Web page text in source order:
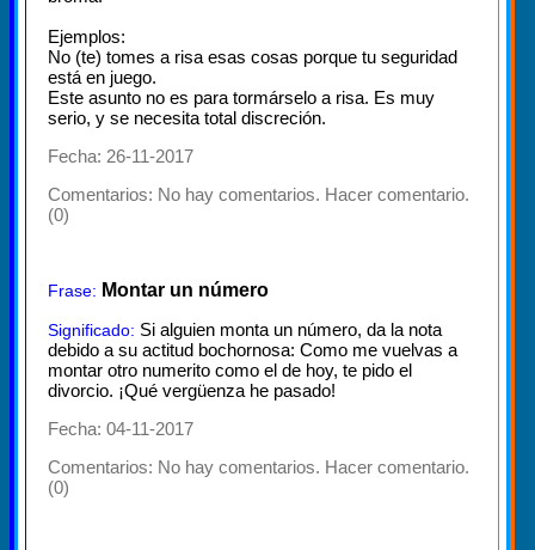
Ejemplos:
No (te) tomes a risa esas cosas porque tu seguridad
está en juego.
Este asunto no es para tormárselo a risa. Es muy
serio, y se necesita total discreción.
Fecha: 26-11-2017
Comentarios: No hay comentarios. Hacer comentario.
(0)
Frase: Montar un número
Significado: Si alguien monta un número, da la nota
debido a su actitud bochornosa: Como me vuelvas a
montar otro numerito como el de hoy, te pido el
divorcio. ¡Qué vergüenza he pasado!
Fecha: 04-11-2017
Comentarios: No hay comentarios. Hacer comentario.
(0)